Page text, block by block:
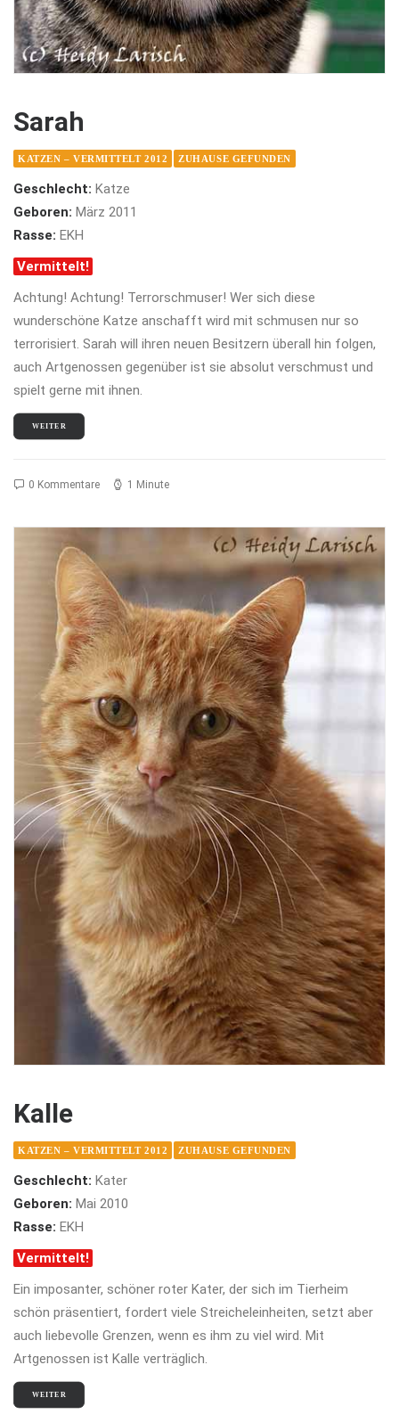
Sarah
KATZEN – VERMITTELT 2012 ZUHAUSE GEFUNDEN
Geschlecht: Katze
Geboren: März 2011
Rasse: EKH
Vermittelt!
Achtung! Achtung! Terrorschmuser! Wer sich diese
wunderschöne Katze anschafft wird mit schmusen nur so
terrorisiert. Sarah will ihren neuen Besitzern überall hin folgen,
auch Artgenossen gegenüber ist sie absolut verschmust und
spielt gerne mit ihnen.
WEITER
0 Kommentare 1 Minute
Kalle
KATZEN – VERMITTELT 2012 ZUHAUSE GEFUNDEN
Geschlecht: Kater
Geboren: Mai 2010
Rasse: EKH
Vermittelt!
Ein imposanter, schöner roter Kater, der sich im Tierheim
schön präsentiert, fordert viele Streicheleinheiten, setzt aber
auch liebevolle Grenzen, wenn es ihm zu viel wird. Mit
Artgenossen ist Kalle verträglich.
WEITER